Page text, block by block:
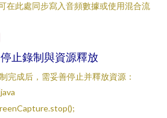
在此處同步寫入音頻數據或使用混合流
停止錄制與資源釋放
完成后，需妥善停止并釋放資源：
java